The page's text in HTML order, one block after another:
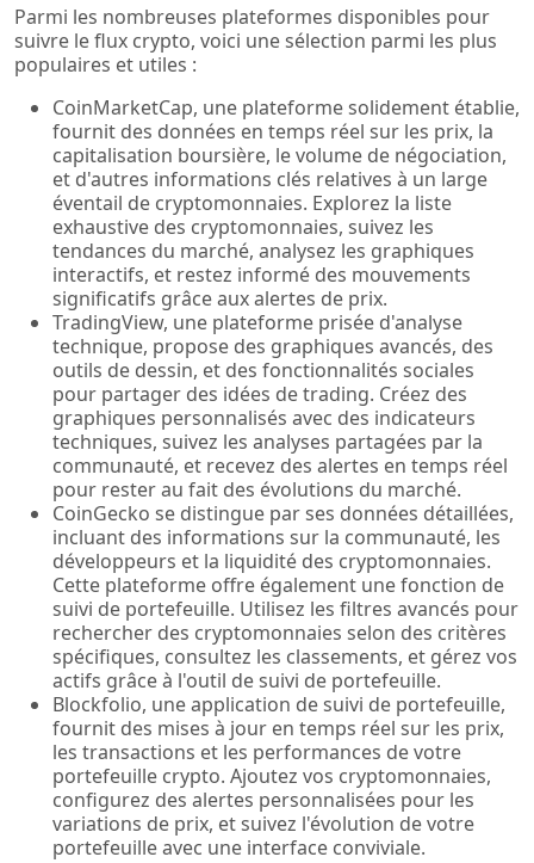
Parmi les nombreuses plateformes disponibles pour
suivre le flux crypto, voici une sélection parmi les plus
populaires et utiles :
CoinMarketCap, une plateforme solidement établie,
fournit des données en temps réel sur les prix, la
capitalisation boursière, le volume de négociation,
et d'autres informations clés relatives à un large
éventail de cryptomonnaies. Explorez la liste
exhaustive des cryptomonnaies, suivez les
tendances du marché, analysez les graphiques
interactifs, et restez informé des mouvements
significatifs grâce aux alertes de prix.
TradingView, une plateforme prisée d'analyse
technique, propose des graphiques avancés, des
outils de dessin, et des fonctionnalités sociales
pour partager des idées de trading. Créez des
graphiques personnalisés avec des indicateurs
techniques, suivez les analyses partagées par la
communauté, et recevez des alertes en temps réel
pour rester au fait des évolutions du marché.
CoinGecko se distingue par ses données détaillées,
incluant des informations sur la communauté, les
développeurs et la liquidité des cryptomonnaies.
Cette plateforme offre également une fonction de
suivi de portefeuille. Utilisez les filtres avancés pour
rechercher des cryptomonnaies selon des critères
spécifiques, consultez les classements, et gérez vos
actifs grâce à l'outil de suivi de portefeuille.
Blockfolio, une application de suivi de portefeuille,
fournit des mises à jour en temps réel sur les prix,
les transactions et les performances de votre
portefeuille crypto. Ajoutez vos cryptomonnaies,
configurez des alertes personnalisées pour les
variations de prix, et suivez l'évolution de votre
portefeuille avec une interface conviviale.